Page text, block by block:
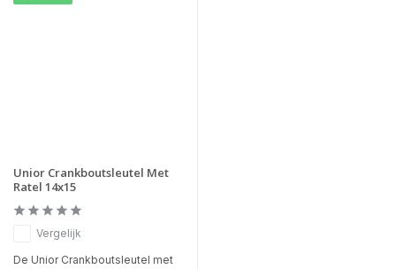
Unior Crankboutsleutel Met
Ratel 14x15
Vergelijk
De Unior Crankboutsleutel met